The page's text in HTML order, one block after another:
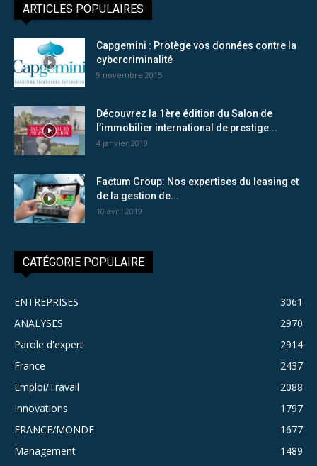
ARTICLES POPULAIRES
Capgemini : Protège vos données contre la
cybercriminalité
9 novembre 2015
Découvrez la 1ère édition du Salon de
l’immobilier international de prestige...
4 janvier 2019
Factum Group: Nos expertises du leasing et
de la gestion de...
10 avril 2019
CATÉGORIE POPULAIRE
ENTREPRISES
3061
ANALYSES
2970
Parole d'expert
2914
France
2437
Emploi/Travail
2088
Innovations
1797
FRANCE/MONDE
1677
Management
1489